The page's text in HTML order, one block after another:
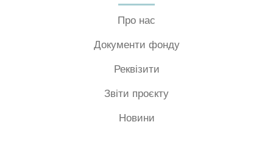
Про нас
Документи фонду
Реквізити
Звіти проєкту
Новини